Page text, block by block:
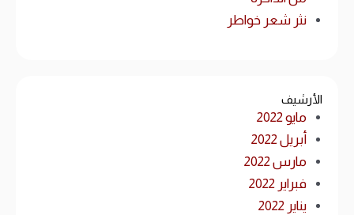
نثر شعر خواطر
الأرشيف
مايو 2022
أبريل 2022
مارس 2022
فبراير 2022
يناير 2022